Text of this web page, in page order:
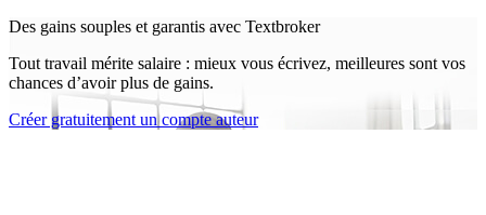
Des gains souples et garantis avec Textbroker
Tout travail mérite salaire : mieux vous écrivez, meilleures sont vos
chances d’avoir plus de gains.
Créer gratuitement un compte auteur